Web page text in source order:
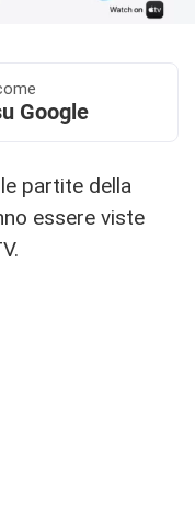
Google
partite della
essere viste